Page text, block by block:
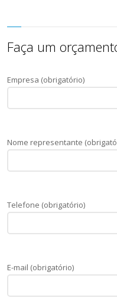
Faça um
Empresa (obrigatório)
Nome representante
Telefone (obrigatório)
E-mail (obrigatório)